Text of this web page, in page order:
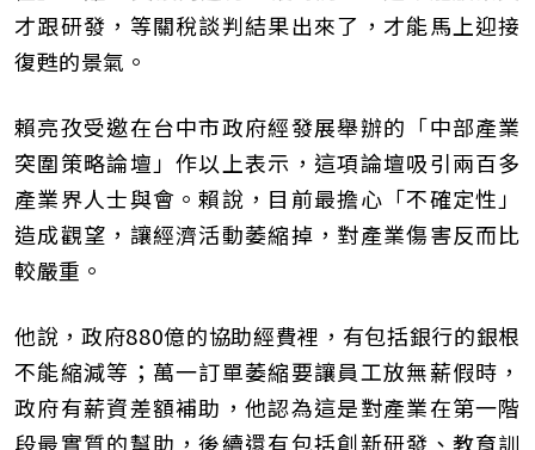
才跟研發，等關稅談判結果出來了，才能馬上迎接
復甦的景氣。
賴亮孜受邀在台中市政府經發展舉辦的「中部產業
突圍策略論壇」作以上表示，這項論壇吸引兩百多
產業界人士與會。賴說，目前最擔心「不確定性」
造成觀望，讓經濟活動萎縮掉，對產業傷害反而比
較嚴重。
他說，政府880億的協助經費裡，有包括銀行的銀根
不能縮減等；萬一訂單萎縮要讓員工放無薪假時，
政府有薪資差額補助，他認為這是對產業在第一階
段最實質的幫助，後續還有包括創新研發、教育訓